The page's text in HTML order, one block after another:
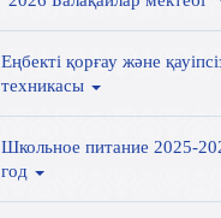
Еңбекті қорғау және
техникасы
Школьное питание 2025-
год